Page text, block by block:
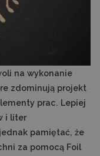
na wykonanie
zdominują projekt
prac. Lepiej
i liter
pamiętać, że
za pomocą Foil